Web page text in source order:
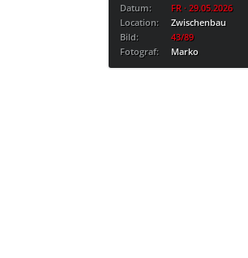
Datum:
FR · 29.05.2026
Location:
Zwischenbau
Bild:
43/89
Fotograf:
Marko